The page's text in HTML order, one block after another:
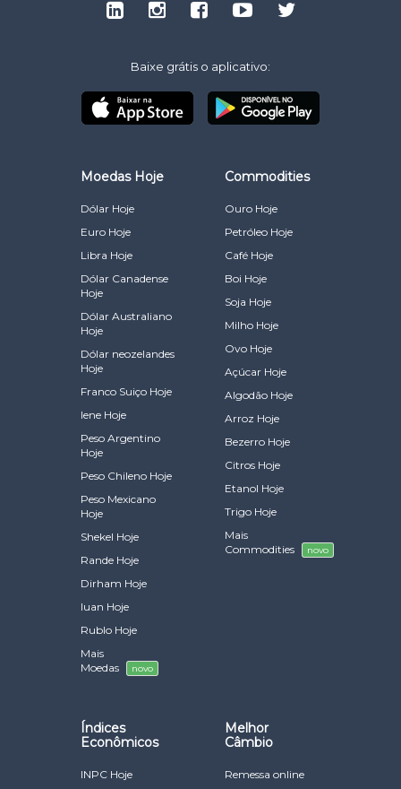
Baixe grátis o aplicativo:
Moedas Hoje
Dólar Hoje
Euro Hoje
Libra Hoje
Dólar Canadense
Hoje
Dólar Australiano
Hoje
Dólar neozelandes
Hoje
Franco Suiço Hoje
Iene Hoje
Peso Argentino
Hoje
Peso Chileno Hoje
Peso Mexicano
Hoje
Shekel Hoje
Rande Hoje
Dirham Hoje
Iuan Hoje
Rublo Hoje
Mais
Moedas
novo
Commodities
Ouro Hoje
Petróleo Hoje
Café Hoje
Boi Hoje
Soja Hoje
Milho Hoje
Ovo Hoje
Açúcar Hoje
Algodão Hoje
Arroz Hoje
Bezerro Hoje
Citros Hoje
Etanol Hoje
Trigo Hoje
Mais
Commodities
novo
Índices
Econômicos
INPC Hoje
Melhor
Câmbio
Remessa online